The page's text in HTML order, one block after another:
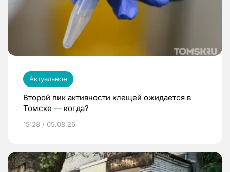
Актуальное
Второй пик активности клещей ожидается в
Томске — когда?
15:28 / 05.08.26